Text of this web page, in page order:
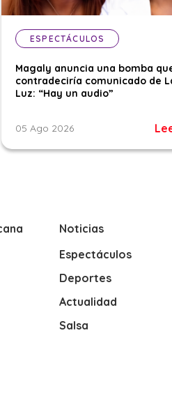
ESPECTÁCULOS
Magaly anuncia una bomba
contradeciría comunicado de
Luz: “Hay un audio”
05 Ago 2026
Noticias
Espectáculos
Deportes
Actualidad
Salsa